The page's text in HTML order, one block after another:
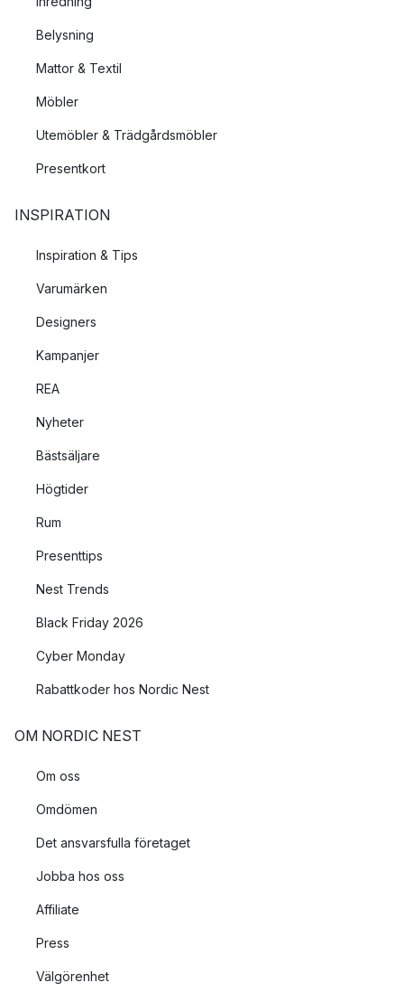
Belysning
Mattor & Textil
Möbler
Utemöbler & Trädgårdsmöbler
Presentkort
INSPIRATION
Inspiration & Tips
Varumärken
Designers
Kampanjer
REA
Nyheter
Bästsäljare
Högtider
Rum
Presenttips
Nest Trends
Black Friday 2026
Cyber Monday
Rabattkoder hos Nordic Nest
OM NORDIC NEST
Om oss
Omdömen
Det ansvarsfulla företaget
Jobba hos oss
Affiliate
Press
Välgörenhet